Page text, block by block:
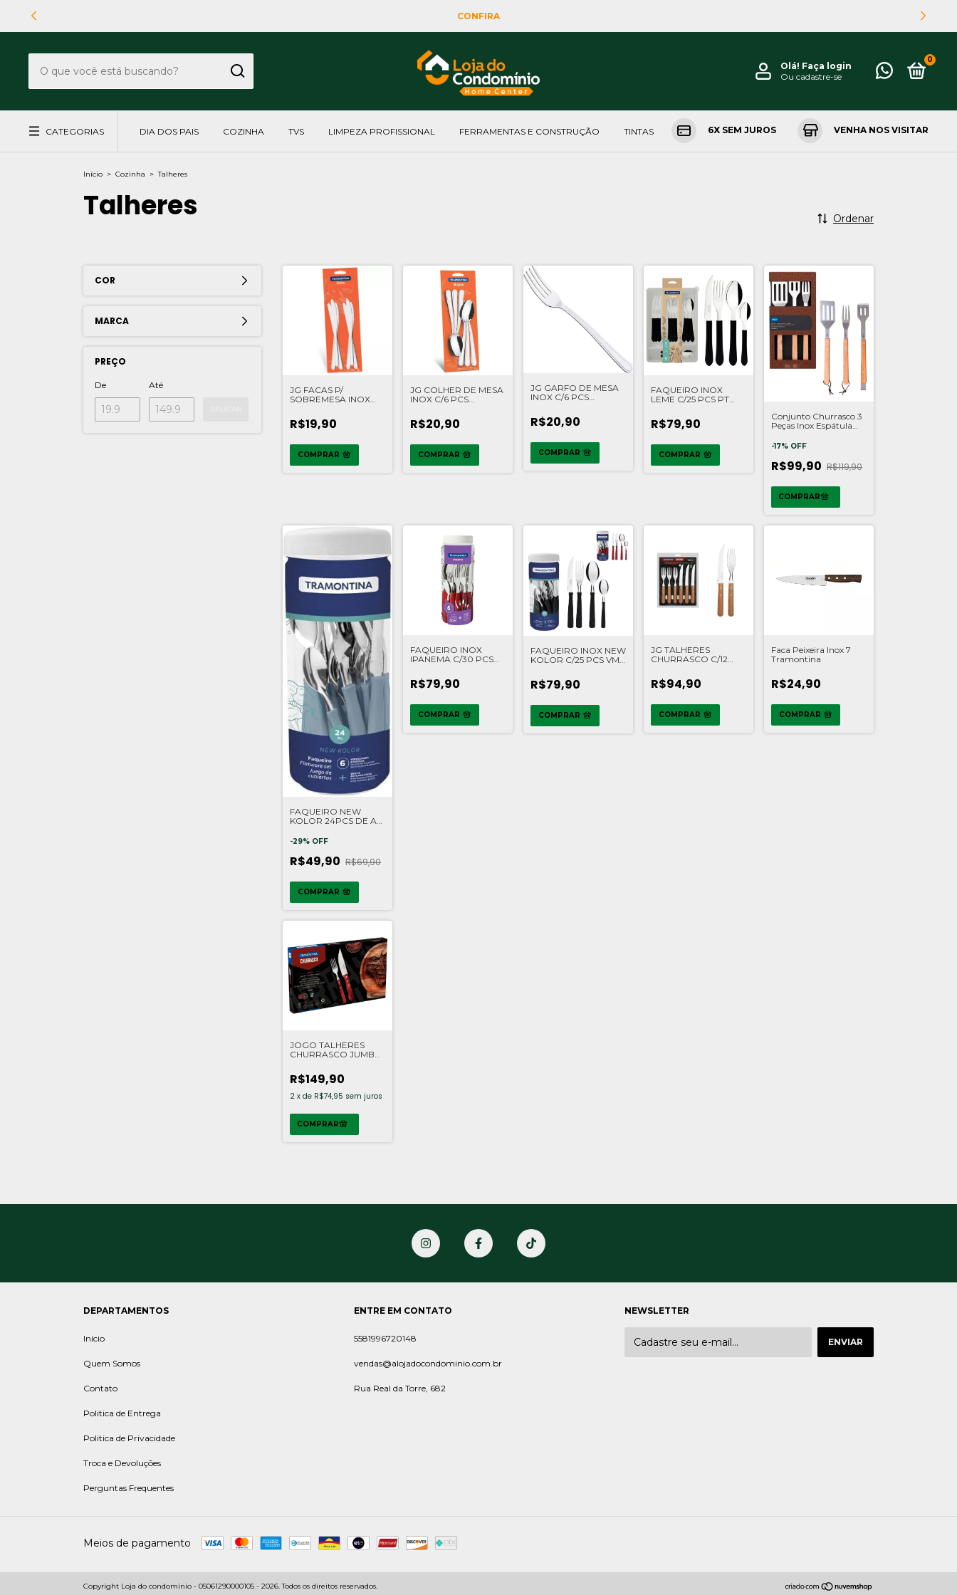
CONFIRA
Olá! Faça login
Ou cadastre-se
0
CATEGORIAS DIA DOS PAIS COZINHA TVS LIMPEZA PROFISSIONAL FERRAMENTAS E CONSTRUÇÃO TINTAS 6X SEM JUROS VENHA NOS VISITAR
Início > Cozinha > Talheres
Talheres Ordenar
COR
MARCA
PREÇO
De Até
JG FACAS P/
SOBREMESA INOX
TRAMONTINA
R$19,90
COMPRAR
JG COLHER DE MESA
INOX C/6 PCS
R$20,90
COMPRAR
JG GARFO DE MESA
INOX C/6 PCS
R$20,90
COMPRAR
FAQUEIRO INOX
LEME C/25 PCS PT
R$79,90
COMPRAR
Conjunto Churrasco 3
Peças Inox Espátula
Kit Brinox
-17% OFF
R$99,90 R$119,90
FAQUEIRO NEW
KOLOR 24PCS DE AZ
-29% OFF
R$49,90 R$69,90
COMPRAR
FAQUEIRO INOX
IPANEMA C/30 PCS
R$79,90
COMPRAR
FAQUEIRO INOX NEW
KOLOR C/25 PCS VM
R$79,90
COMPRAR
JG TALHERES
CHURRASCO C/12
TRAMONTINA
R$94,90
COMPRAR
Faca Peixeira Inox 7
Tramontina
R$24,90
COMPRAR
JOGO TALHERES
CHURRASCO JUMBO
R$149,90
2 x de R$74,95 sem juros
DEPARTAMENTOS
Início
Quem Somos
Contato
Politica de Entrega
Politica de Privacidade
Troca e Devoluções
Perguntas Frequentes
ENTRE EM CONTATO
5581996720148
vendas@alojadocondominio.com.br
Rua Real da Torre, 682
NEWSLETTER
Meios de pagamento
Copyright Loja do condomínio - 05061290000105 - 2026. Todos os direitos reservados.